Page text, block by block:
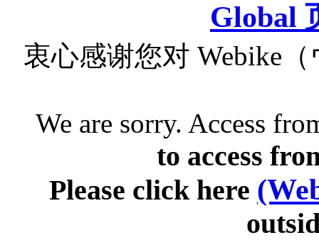
Global
衷心感谢您对 Webike
We are sorry. Access
to access
Please click here